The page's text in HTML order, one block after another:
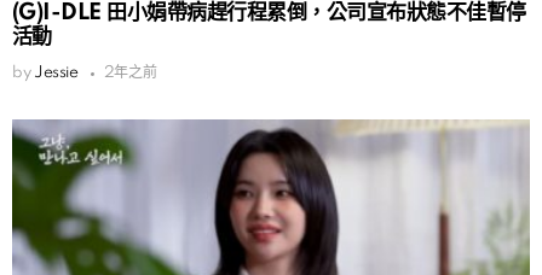
(G)I-DLE 田小娟帶病趕行程累倒，公司宣布狀態不佳暫停
活動
by Jessie 2年之前